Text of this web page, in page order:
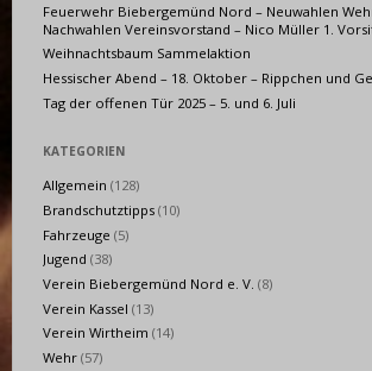
Feuerwehr Biebergemünd Nord – Neuwahlen
Nachwahlen Vereinsvorstand – Nico Müller 1.
Weihnachtsbaum Sammelaktion
Hessischer Abend – 18. Oktober – Rippchen und
Tag der offenen Tür 2025 – 5. und 6. Juli
KATEGORIEN
Allgemein (128)
Brandschutztipps (10)
Fahrzeuge (5)
Jugend (38)
Verein Biebergemünd Nord e. V. (8)
Verein Kassel (13)
Verein Wirtheim (14)
Wehr (57)